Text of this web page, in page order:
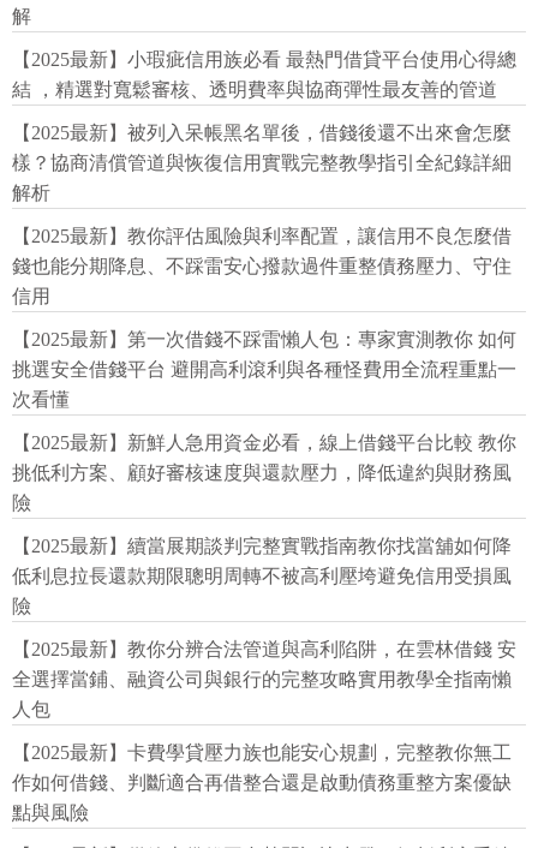
解
【2025最新】小瑕疵信用族必看 最熱門借貸平台使用心得總
結 ，精選對寬鬆審核、透明費率與協商彈性最友善的管道
【2025最新】被列入呆帳黑名單後，借錢後還不出來會怎麼
樣？協商清償管道與恢復信用實戰完整教學指引全紀錄詳細
解析
【2025最新】教你評估風險與利率配置，讓信用不良怎麼借
錢也能分期降息、不踩雷安心撥款過件重整債務壓力、守住
信用
【2025最新】第一次借錢不踩雷懶人包：專家實測教你 如何
挑選安全借錢平台 避開高利滾利與各種怪費用全流程重點一
次看懂
【2025最新】新鮮人急用資金必看，線上借錢平台比較 教你
挑低利方案、顧好審核速度與還款壓力，降低違約與財務風
險
【2025最新】續當展期談判完整實戰指南教你找當舖如何降
低利息拉長還款期限聰明周轉不被高利壓垮避免信用受損風
險
【2025最新】教你分辨合法管道與高利陷阱，在雲林借錢 安
全選擇當鋪、融資公司與銀行的完整攻略實用教學全指南懶
人包
【2025最新】卡費學貸壓力族也能安心規劃，完整教你無工
作如何借錢、判斷適合再借整合還是啟動債務重整方案優缺
點與風險